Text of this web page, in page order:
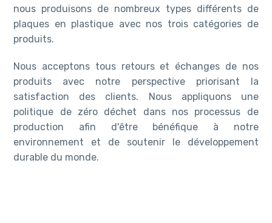
nous produisons de nombreux types différents de
plaques en plastique avec nos trois catégories de
produits.
Nous acceptons tous retours et échanges de nos
produits avec notre perspective priorisant la
satisfaction des clients. Nous appliquons une
politique de zéro déchet dans nos processus de
production afin d'être bénéfique à notre
environnement et de soutenir le développement
durable du monde.